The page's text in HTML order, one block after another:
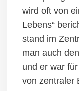
wird oft von
Lebens“
stand im
man auch
und er war
von zentraler